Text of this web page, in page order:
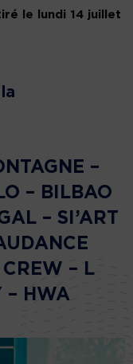
le lundi 14 juillet
–
– BILBAO
– SI’ART
– L
– HWA